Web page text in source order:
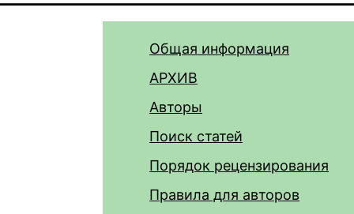
Общая информация
АРХИВ
Авторы
Поиск статей
Порядок рецензирования
Правила для авторов